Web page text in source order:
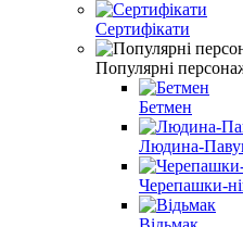
Сертифікати
Популярні
Бетмен
Людина-
Черепашки-